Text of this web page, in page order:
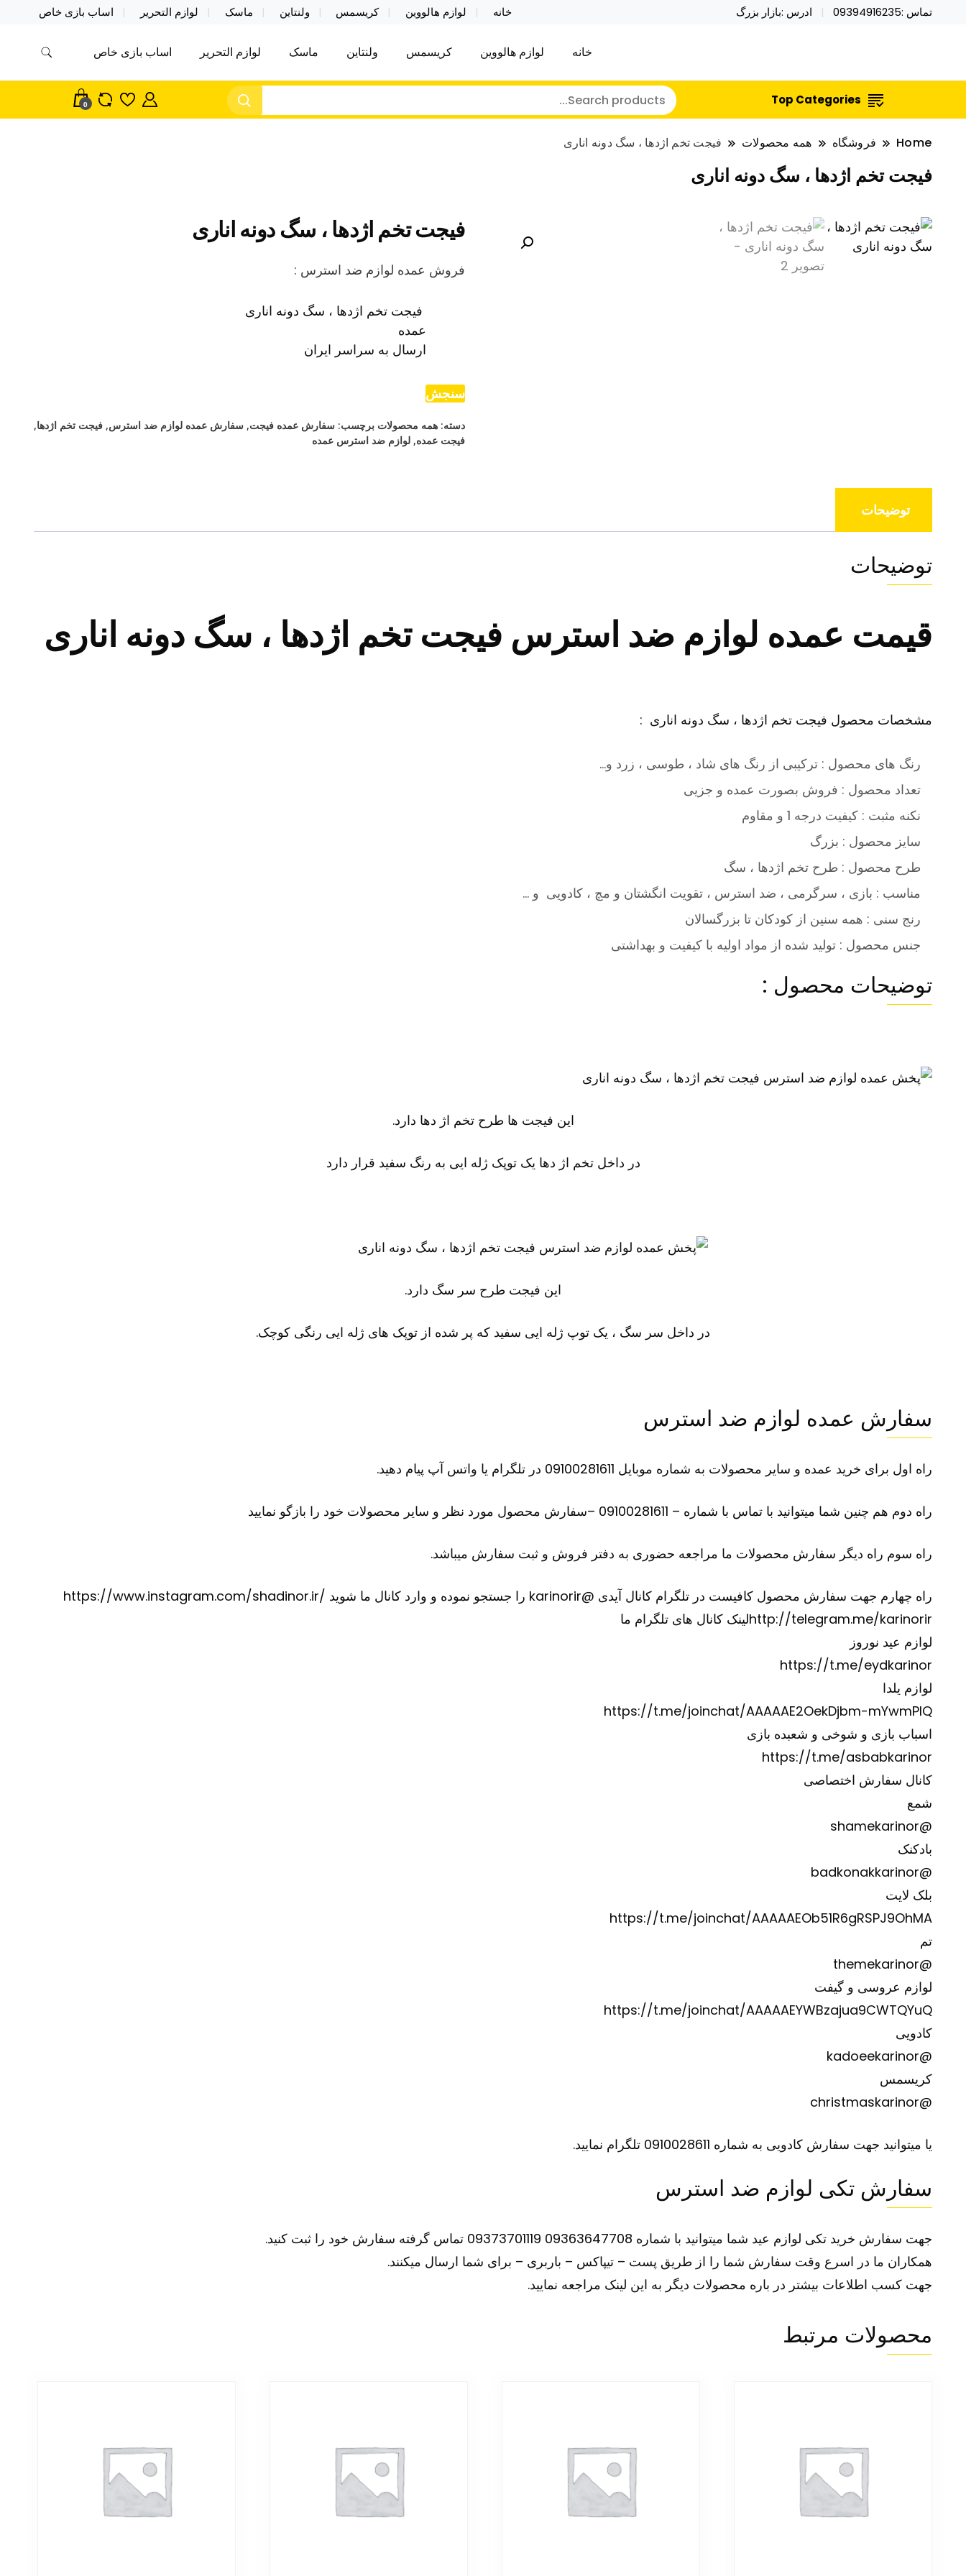
تماس :09394916235 ادرس :بازار بزرگ خانه لوازم هالووین کریسمس ولنتاین ماسک لوازم التحریر اساب بازی خاص
نایکر توی فروش عمده لوازم هالووین ولن تاین کادویی کریسمس اکسسوری ماسک
خرید محصولات خاص فیجت اسباب بازی تراول ماگ نایکر توی فروش عمده لوازم هالووین ولن تاین کادویی کریسمس اکسسوری ماسک در واردات مستقیم
خانه لوازم هالووین کریسمس ولنتاین ماسک لوازم التحریر اساب بازی خاص
Top Categories
0
Home فروشگاه همه محصولات فیجت تخم اژدها ، سگ دونه اناری
فیجت تخم اژدها ، سگ دونه اناری
فیجت تخم اژدها ، سگ دونه اناری
فروش عمده لوازم ضد استرس :
فیجت تخم اژدها ، سگ دونه اناری
عمده
ارسال به سراسر ایران
سنجش
دسته: همه محصولات برچسب: سفارش عمده فیجت, سفارش عمده لوازم ضد استرس, فیجت تخم اژدها,
فیجت عمده, لوازم ضد استرس عمده
توضیحات
توضیحات
قیمت عمده لوازم ضد استرس فیجت تخم اژدها ، سگ دونه اناری
مشخصات محصول فیجت تخم اژدها ، سگ دونه اناری :
رنگ های محصول : ترکیبی از رنگ های شاد ، طوسی ، زرد و…
تعداد محصول : فروش بصورت عمده و جزیی
نکنه مثبت : کیفیت درجه 1 و مقاوم
سایز محصول : بزرگ
طرح محصول : طرح تخم اژدها ، سگ
مناسب : بازی ، سرگرمی ، ضد استرس ، تقویت انگشتان و مچ ، کادویی و …
رنج سنی : همه سنین از کودکان تا بزرگسالان
جنس محصول : تولید شده از مواد اولیه با کیفیت و بهداشتی
توضیحات محصول :
این فیجت ها طرح تخم اژ دها دارد.
در داخل تخم اژ دها یک توپک ژله ایی به رنگ سفید قرار دارد
این فیجت طرح سر سگ دارد.
در داخل سر سگ ، یک توپ ژله ایی سفید که پر شده از توپک های ژله ایی رنگی کوچک.
سفارش عمده لوازم ضد استرس
راه اول برای خرید عمده و سایر محصولات به شماره موبایل 09100281611 در تلگرام یا واتس آپ پیام دهید.
راه دوم هم چنین شما میتوانید با تماس با شماره – 09100281611 –سفارش محصول مورد نظر و سایر محصولات خود را بازگو نمایید
راه سوم راه دیگر سفارش محصولات ما مراجعه حضوری به دفتر فروش و ثبت سفارش میباشد.
راه چهارم جهت سفارش محصول کافیست در تلگرام کانال آیدی @karinorir را جستجو نموده و وارد کانال ما شوید
https://www.instagram.com/shadinor.ir/
http://telegram.me/karinorirلینک کانال های تلگرام ما
لوازم عید نوروز
https://t.me/eydkarinor
لوازم یلدا
https://t.me/joinchat/AAAAAE2OekDjbm-mYwmPIQ
اسباب بازی و شوخی و شعبده بازی
https://t.me/asbabkarinor
کانال سفارش اختصاصی
شمع
@shamekarinor
بادکنک
@badkonakkarinor
بلک لایت
https://t.me/joinchat/AAAAAEOb51R6gRSPJ9OhMA
تم
@themekarinor
لوازم عروسی و گیفت
https://t.me/joinchat/AAAAAEYWBzajua9CWTQYuQ
کادویی
@kadoeekarinor
کریسمس
@christmaskarinor
یا میتوانید جهت سفارش کادویی به شماره 0910028611 تلگرام نمایید.
سفارش تکی لوازم ضد استرس
جهت سفارش خرید تکی لوازم عید شما میتوانید با شماره 09363647708 09373701119 تماس گرفته سفارش خود را ثبت کنید.
همکاران ما در اسرع وقت سفارش شما را از طریق پست – تیپاکس – باربری – برای شما ارسال میکنند.
جهت کسب اطلاعات بیشتر در باره محصولات دیگر به این لینک مراجعه نمایید.
محصولات مرتبط